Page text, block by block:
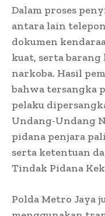
Dalam proses
antara lain
dokumen
kuat, serta
narkoba. Hasil
bahwa tersangka
pelaku
Undang-Undang
pidana penjara
serta ketentuan
Tindak Pidana
Polda Metro Jaya